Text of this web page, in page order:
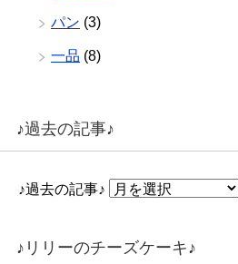
パン (3)
一品 (8)
♪過去の記事♪
♪過去の記事♪
♪リリーのチーズケーキ♪